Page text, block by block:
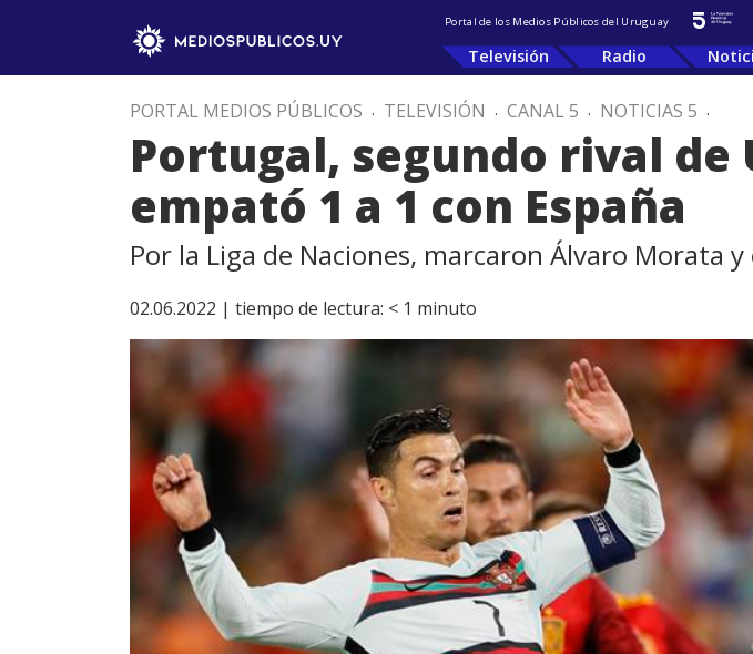
Portal de los Medios Públicos del Uruguay
Televisión Radio
PORTAL MEDIOS PÚBLICOS . TELEVISIÓN . CANAL 5 . NOTICIAS 5 .
Portugal, segundo rival
empató 1 a 1 con España
Por la Liga de Naciones, marcaron Álvaro Morata
02.06.2022 | tiempo de lectura: < 1 minuto